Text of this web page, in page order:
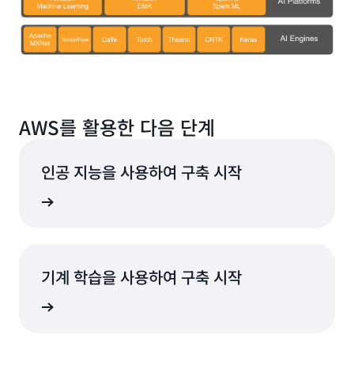
AWS를 활용한 다음 단계
인공 지능을 사용하여 구축 시작
기계 학습을 사용하여 구축 시작